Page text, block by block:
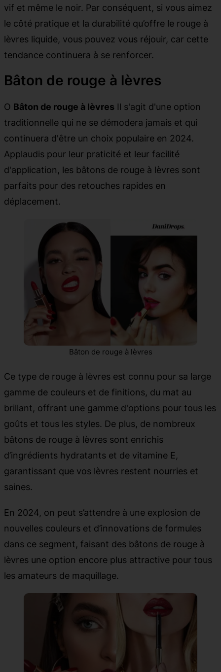
vif et même le noir. Par conséquent, si vous aimez
le côté pratique et la durabilité qu’offre le rouge à
lèvres liquide, vous pouvez vous réjouir, car cette
tendance continuera à se renforcer.
Bâton de rouge à lèvres
O Bâton de rouge à lèvres Il s'agit d'une option
traditionnelle qui ne se démodera jamais et qui
continuera d'être un choix populaire en 2024.
Applaudis pour leur praticité et leur facilité
d'application, les bâtons de rouge à lèvres sont
parfaits pour des retouches rapides en
déplacement.
Bâton de rouge à lèvres
Ce type de rouge à lèvres est connu pour sa large
gamme de couleurs et de finitions, du mat au
brillant, offrant une gamme d'options pour tous les
goûts et tous les styles. De plus, de nombreux
bâtons de rouge à lèvres sont enrichis
d’ingrédients hydratants et de vitamine E,
garantissant que vos lèvres restent nourries et
saines.
En 2024, on peut s’attendre à une explosion de
nouvelles couleurs et d’innovations de formules
dans ce segment, faisant des bâtons de rouge à
lèvres une option encore plus attractive pour tous
les amateurs de maquillage.